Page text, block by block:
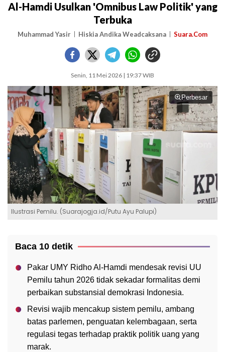
Al-Hamdi Usulkan 'Omnibus Law Politik' yang
Terbuka
Muhammad Yasir Hiskia Andika Weadcaksana Suara.Com
Senin, 11 Mei 2026 | 19:37 WIB
Perbesar
Ilustrasi Pemilu. (Suarajogja.id/Putu Ayu Palupi)
Baca 10 detik
Pakar UMY Ridho Al-Hamdi mendesak revisi UU
Pemilu tahun 2026 tidak sekadar formalitas demi
perbaikan substansial demokrasi Indonesia.
Revisi wajib mencakup sistem pemilu, ambang
batas parlemen, penguatan kelembagaan, serta
regulasi tegas terhadap praktik politik uang yang
marak.